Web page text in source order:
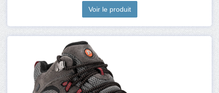
Voir le produit